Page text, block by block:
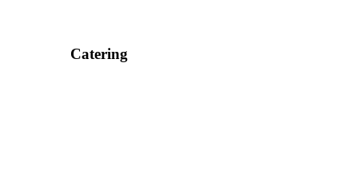
Catering